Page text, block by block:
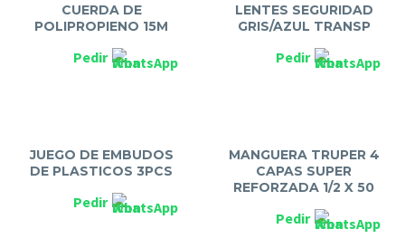
CUERDA DE
POLIPROPIENO 15M
Pedir
LENTES SEGURIDAD
GRIS/AZUL TRANSP
Pedir
JUEGO DE EMBUDOS
DE PLASTICOS 3PCS
Pedir
MANGUERA TRUPER 4
CAPAS SUPER
REFORZADA 1/2 X 50
Pedir